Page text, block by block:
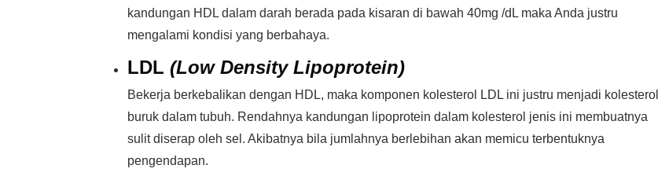
kandungan HDL dalam darah berada pada kisaran di bawah 40mg /dL maka Anda justru
mengalami kondisi yang berbahaya.
LDL (Low Density Lipoprotein)
Bekerja berkebalikan dengan HDL, maka komponen kolesterol LDL ini justru menjadi kolesterol
buruk dalam tubuh. Rendahnya kandungan lipoprotein dalam kolesterol jenis ini membuatnya
sulit diserap oleh sel. Akibatnya bila jumlahnya berlebihan akan memicu terbentuknya
pengendapan.